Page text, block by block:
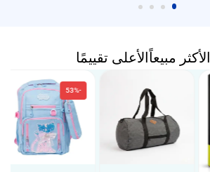
الأكثر مبيعاًالأعلى تقييمًا